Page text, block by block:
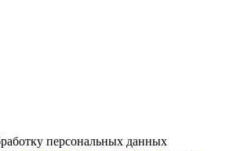
персональных данных